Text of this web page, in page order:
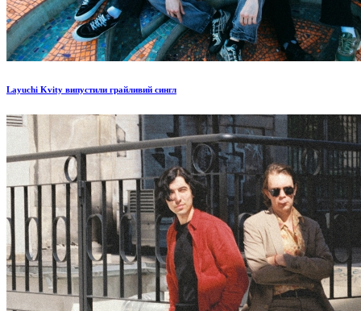
Layuchi Kvity випустили грайливий сингл